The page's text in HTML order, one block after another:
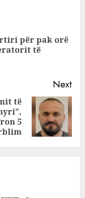
për pak orë
të
Next
të
5